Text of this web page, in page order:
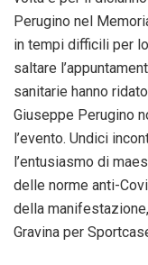
Perugino nel
in tempi difficili per
saltare
sanitarie hanno
Giuseppe Perugino
l’evento. Undici
l’entusiasmo di
delle norme anti-
della
Gravina per